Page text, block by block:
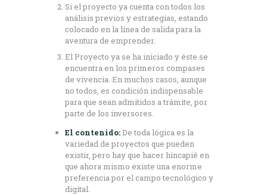
Si el proyecto ya cuenta con todos los
análisis previos y estrategias, estando
colocado en la línea de salida para la
aventura de emprender.
El Proyecto ya se ha iniciado y éste se
encuentra en los primeros compases
de vivencia. En muchos casos, aunque
no todos, es condición indispensable
para que sean admitidos a trámite, por
parte de los inversores.
El contenido:De toda lógica es la
variedad de proyectos que pueden
existir, pero hay que hacer hincapié en
que ahora mismo existe una enorme
preferencia por el campo tecnológico y
digital.